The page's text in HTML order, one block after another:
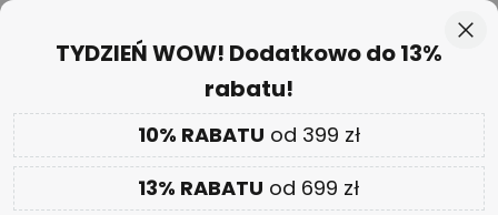
Przejdź
02 D 16 G 32 M 21 S
DODATKOWOnawet do 13% RABATU!
Kod:TYDZIEN kopiuj
TYDZIEŃ WOW| do -70%
TYDZIEŃ WOW! Dodatkowo do 13%
rabatu!
10% RABATU od 399 zł
13% RABATU od 699 zł